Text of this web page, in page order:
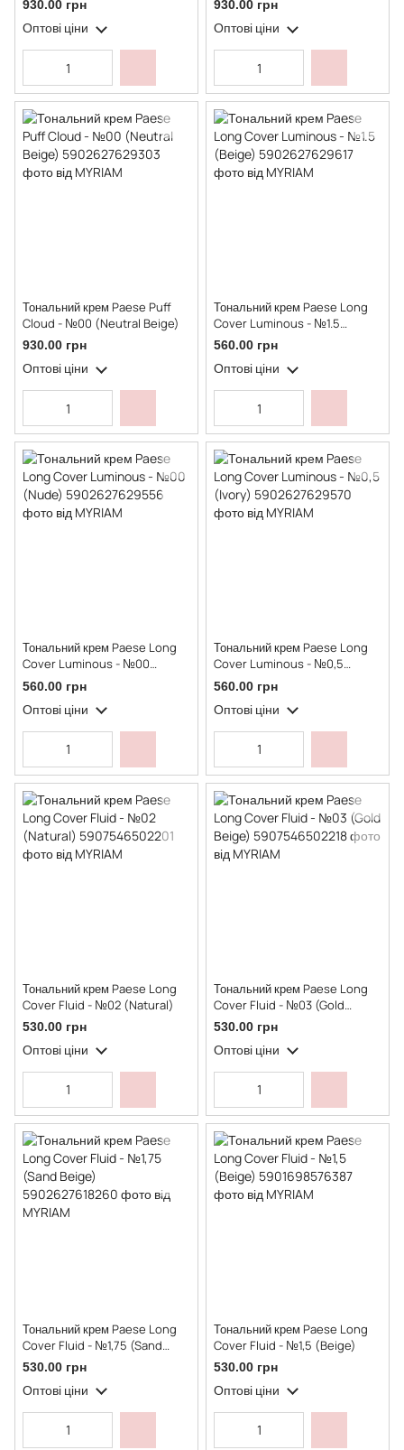
930.00 грн
Оптові ціни
930.00 грн
Оптові ціни
Тональний крем Paese Puff
Cloud - №00 (Neutral Beige)
930.00 грн
Оптові ціни
Тональний крем Paese Long
Cover Luminous - №1.5
(Beige)
560.00 грн
Оптові ціни
Тональний крем Paese Long
Cover Luminous - №00
(Nude)
560.00 грн
Оптові ціни
Тональний крем Paese Long
Cover Luminous - №0,5
(Ivory)
560.00 грн
Оптові ціни
Тональний крем Paese Long
Cover Fluid - №02 (Natural)
530.00 грн
Оптові ціни
Тональний крем Paese Long
Cover Fluid - №03 (Gold
Beige)
530.00 грн
Оптові ціни
Тональний крем Paese Long
Cover Fluid - №1,75 (Sand
Beige)
530.00 грн
Оптові ціни
Тональний крем Paese Long
Cover Fluid - №1,5 (Beige)
530.00 грн
Оптові ціни